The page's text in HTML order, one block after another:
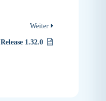
Weiter
Release 1.32.0